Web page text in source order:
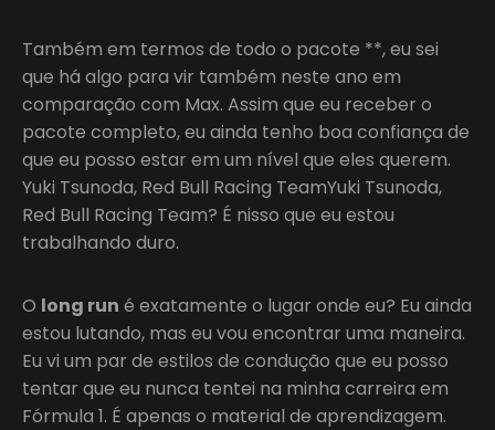
Também em termos de todo o pacote **, eu sei
que há algo para vir também neste ano em
comparação com Max. Assim que eu receber o
pacote completo, eu ainda tenho boa confiança de
que eu posso estar em um nível que eles querem.
Yuki Tsunoda, Red Bull Racing TeamYuki Tsunoda,
Red Bull Racing Team? É nisso que eu estou
trabalhando duro.
O long run é exatamente o lugar onde eu? Eu ainda
estou lutando, mas eu vou encontrar uma maneira.
Eu vi um par de estilos de condução que eu posso
tentar que eu nunca tentei na minha carreira em
Fórmula 1. É apenas o material de aprendizagem.